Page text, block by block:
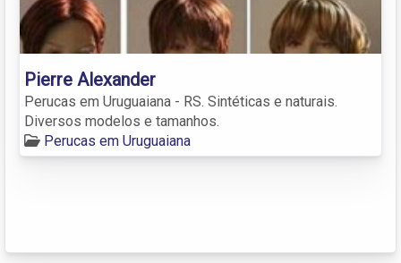
Pierre Alexander
Perucas em Uruguaiana - RS. Sintéticas e naturais.
Diversos modelos e tamanhos.
Perucas em Uruguaiana